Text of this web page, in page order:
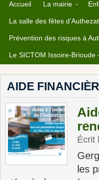
Accueil La mairie
La salle des fêtes d’Authezat
Prévention des risques à
Le SICTOM Issoire-Brioude
AIDE
Écrit
les